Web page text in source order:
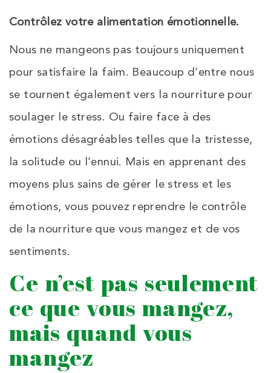
Contrôlez votre alimentation émotionnelle.
Nous ne mangeons pas toujours uniquement
pour satisfaire la faim. Beaucoup d’entre nous
se tournent également vers la nourriture pour
soulager le stress. Ou faire face à des
émotions désagréables telles que la tristesse,
la solitude ou l’ennui. Mais en apprenant des
moyens plus sains de gérer le stress et les
émotions, vous pouvez reprendre le contrôle
de la nourriture que vous mangez et de vos
sentiments.
Ce n’est pas seulement
ce que vous mangez,
mais quand vous
mangez